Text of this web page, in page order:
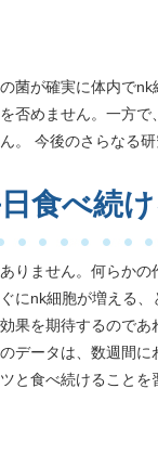
菌が確実に体内で
否めません。一方
。 今後のさらなる研
食べ続
りません。何らか
にnk細胞が増える
果を期待するので
データは、数週間
と食べ続けることを